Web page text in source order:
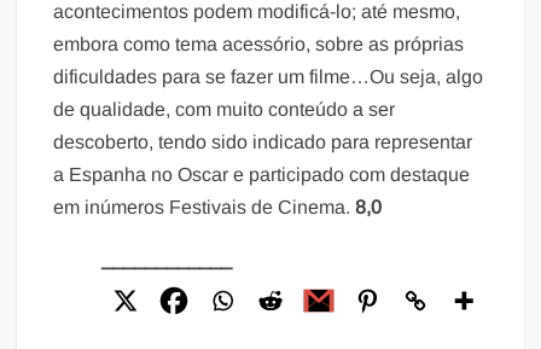
acontecimentos podem modificá-lo; até mesmo,
embora como tema acessório, sobre as próprias
dificuldades para se fazer um filme…Ou seja, algo
de qualidade, com muito conteúdo a ser
descoberto, tendo sido indicado para representar
a Espanha no Oscar e participado com destaque
em inúmeros Festivais de Cinema.8,0